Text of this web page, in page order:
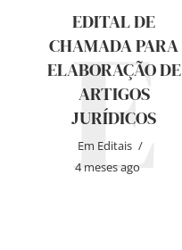
EDITAL DE
CHAMADA PARA
ELABORAÇÃO DE
ARTIGOS
JURÍDICOS
Em Editais
4 meses ago
E